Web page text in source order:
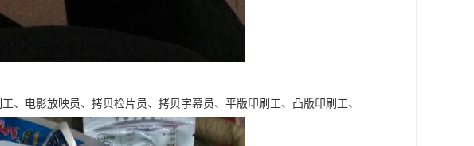
、电影放映员、拷贝检片员、拷贝字幕员、平版印刷工、凸版印刷工、